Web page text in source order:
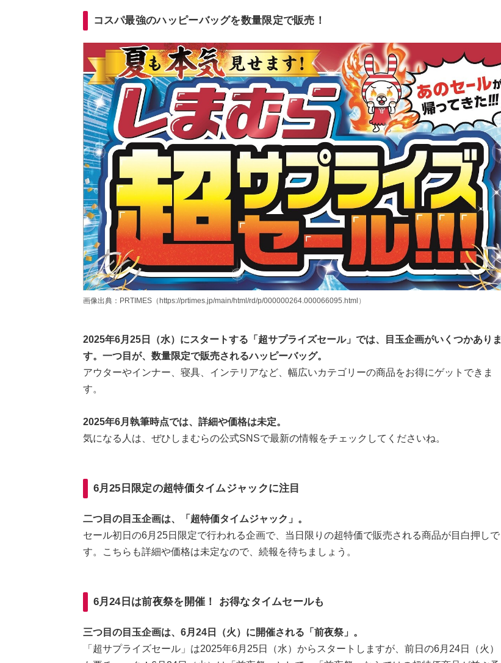
コスパ最強のハッピーバッグを数量限定で販売！
画像出典：PRTIMES（https://prtimes.jp/main/html/rd/p/000000264.000066095.html ）
2025年6月25日（水）にスタートする「超サプライズセール」では、目玉企画がいくつかありま
す。一つ目が、数量限定で販売されるハッピーバッグ。
アウターやインナー、寝具、インテリアなど、幅広いカテゴリーの商品をお得にゲットできま
す。
2025年6月執筆時点では、詳細や価格は未定。
気になる人は、ぜひしまむらの公式SNSで最新の情報をチェックしてくださいね。
6月25日限定の超特価タイムジャックに注目
二つ目の目玉企画は、「超特価タイムジャック」。
セール初日の6月25日限定で行われる企画で、当日限りの超特価で販売される商品が目白押しで
す。こちらも詳細や価格は未定なので、続報を待ちましょう。
6月24日は前夜祭を開催！ お得なタイムセールも
三つ目の目玉企画は、6月24日（火）に開催される「前夜祭」。
「超サプライズセール」は2025年6月25日（水）からスタートしますが、前日の6月24日（火）